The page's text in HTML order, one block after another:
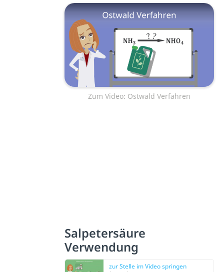
Zum Video: Ostwald Verfahren
Salpetersäure
Verwendung
zur Stelle im Video springen